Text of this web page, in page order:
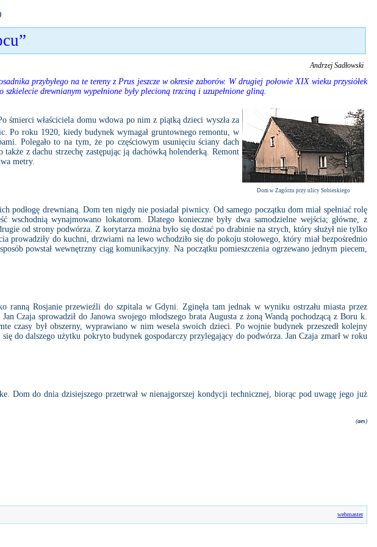
Andrzej Sadłowski
przybyłego na te tereny z Prus jeszcze w okresie zaborów. W drugiej połowie XIX wieku przysiółek
drewnianym wypełnione były plecioną trzciną i uzupełnione gliną.
Dom w Zagórzu przy ulicy Sobieskiego
śmierci właściciela domu wdowa po nim z piątką dzieci wyszła za
Po roku 1920, kiedy budynek wymagał gruntownego remontu, w
Polegało to na tym, że po częściowym usunięciu ściany dach
z dachu strzechę zastępując ją dachówką holenderką. Remont
metry.
podłogę drewnianą. Dom ten nigdy nie posiadał piwnicy. Od samego początku dom miał spełniać rolę
wschodnią wynajmowano lokatorom. Dlatego konieczne były dwa samodzielne wejścia; główne, z
od strony podwórza. Z korytarza można było się dostać po drabinie na strych, który służył nie tylko
prowadziły do kuchni, drzwiami na lewo wchodziło się do pokoju stołowego, który miał bezpośrednio
powstał wewnętrzny ciąg komunikacyjny. Na początku pomieszczenia ogrzewano jednym piecem,
ranną Rosjanie przewieźli do szpitala w Gdyni. Zginęła tam jednak w wyniku ostrzału miasta przez
sprowadził do Janowa swojego młodszego brata Augusta z żoną Wandą pochodzącą z Boru k.
czasy był obszerny, wyprawiano w nim wesela swoich dzieci. Po wojnie budynek przeszedł kolejny
do dalszego użytku pokryto budynek gospodarczy przylegający do podwórza. Jan Czaja zmarł w roku
Dom do dnia dzisiejszego przetrwał w nienajgorszej kondycji technicznej, biorąc pod uwagę jego już
(aes)
webmaster